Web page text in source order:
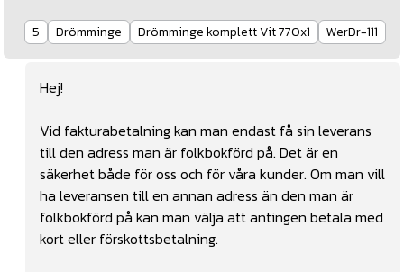
5 Drömminge Drömminge komplett Vit 770x1 WerDr-111
Hej!
Vid fakturabetalning kan man endast få sin leverans
till den adress man är folkbokförd på. Det är en
säkerhet både för oss och för våra kunder. Om man vill
ha leveransen till en annan adress än den man är
folkbokförd på kan man välja att antingen betala med
kort eller förskottsbetalning.